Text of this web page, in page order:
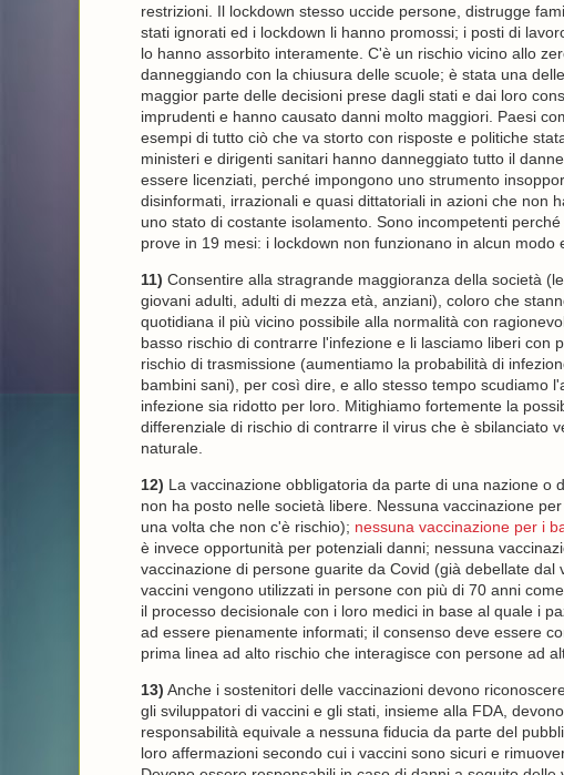
restrizioni. Il lockdown stesso uccide persone, distrugge
stati ignorati ed i lockdown li hanno promossi; i posti di
lo hanno assorbito interamente. C'è un rischio vicino allo
danneggiando con la chiusura delle scuole; è stata una
maggior parte delle decisioni prese dagli stati e dai loro
imprudenti e hanno causato danni molto maggiori. Paesi
esempi di tutto ciò che va storto con risposte e politiche
ministeri e dirigenti sanitari hanno danneggiato tutto il
essere licenziati, perché impongono uno strumento
disinformati, irrazionali e quasi dittatoriali in azioni che non
uno stato di costante isolamento. Sono incompetenti
prove in 19 mesi: i lockdown non funzionano in alcun
11) Consentire alla stragrande maggioranza della società
giovani adulti, adulti di mezza età, anziani), coloro che
quotidiana il più vicino possibile alla normalità con
basso rischio di contrarre l'infezione e li lasciamo liberi con
rischio di trasmissione (aumentiamo la probabilità di
bambini sani), per così dire, e allo stesso tempo scudiamo
infezione sia ridotto per loro. Mitighiamo fortemente la
differenziale di rischio di contrarre il virus che è sbilanciato
naturale.
12) La vaccinazione obbligatoria da parte di una nazione
non ha posto nelle società libere. Nessuna vaccinazione
una volta che non c'è rischio); nessuna vaccinazione per i
è invece opportunità per potenziali danni; nessuna
vaccinazione di persone guarite da Covid (già debellate
vaccini vengono utilizzati in persone con più di 70 anni
il processo decisionale con i loro medici in base al quale i
ad essere pienamente informati; il consenso deve essere
prima linea ad alto rischio che interagisce con persone ad
13) Anche i sostenitori delle vaccinazioni devono
gli sviluppatori di vaccini e gli stati, insieme alla FDA,
responsabilità equivale a nessuna fiducia da parte del
loro affermazioni secondo cui i vaccini sono sicuri e